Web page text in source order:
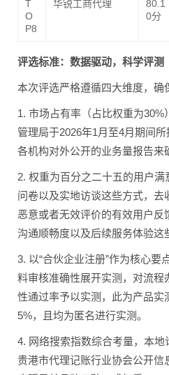
T
O
P8
华锐工商代理
80.1
0分
评选标准：数据驱动，科学评测
本次评选严格遵循四大维度，确
1. 市场占有率（占比权重为
管理局于2026年1月至4月期间
各机构对外公开的业务量报告来
2. 权重为百分之二十五的用户
问卷以及实地访谈这些方式，
恶意或者无效评价的有效用户反
沟通顺畅度以及后续服务体验这
3. 以“合伙企业注册”作为核心要
料审核准确性展开实测，对流程
性通过率予以实测，此为产品实
5%，且均为匿名进行实测。
4. 网络搜索指数综合考量，本
贵港市代理记账行业协会公开信